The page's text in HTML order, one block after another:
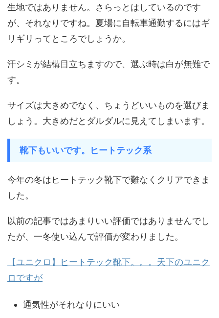
生地ではありません。さらっとはしているのです
が、それなりですね。夏場に自転車通勤するにはギ
リギリってところでしょうか。
汗シミが結構目立ちますので、選ぶ時は白が無難で
す。
サイズは大きめでなく、ちょうどいいものを選びま
しょう。大きめだとダルダルに見えてしまいます。
靴下もいいです。ヒートテック系
今年の冬はヒートテック靴下で難なくクリアできま
した。
以前の記事ではあまりいい評価ではありませんでし
たが、一冬使い込んで評価が変わりました。
【ユニクロ】ヒートテック靴下。。。天下のユニク
ロですが
通気性がそれなりにいい